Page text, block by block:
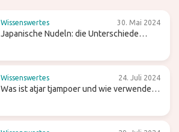
Wissenswertes 30. Mai 2024
Japanische Nudeln: die Unterschiede
Wissenswertes 24. Juli 2024
Was ist atjar tjampoer und wie verwendest